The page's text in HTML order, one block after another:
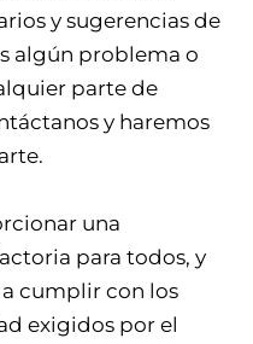
y sugerencias de
algún problema o
parte de
y haremos
una
para todos, y
cumplir con los
exigidos por el